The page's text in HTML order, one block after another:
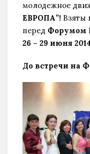
молодежное
ЕВРОПА”! Взяты
перед Форумом
26 – 29 июня
До встречи на